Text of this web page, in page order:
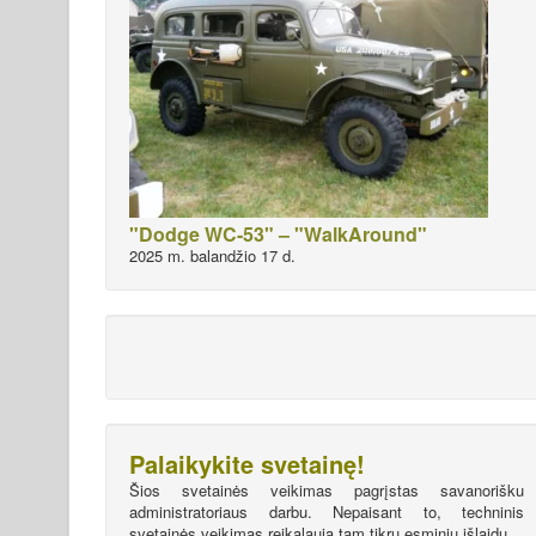
"Dodge WC-53" – "WalkAround"
2025 m. balandžio 17 d.
Palaikykite svetainę!
Šios svetainės veikimas pagrįstas savanorišku
administratoriaus darbu. Nepaisant to, techninis